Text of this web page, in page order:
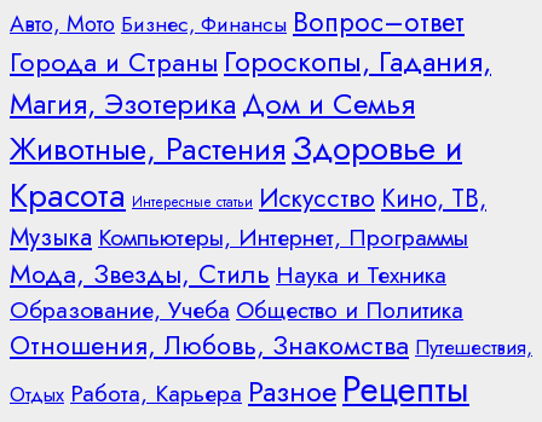
Авто, Мото Бизнес, Финансы Вопрос–ответ
Города и Страны Гороскопы, Гадания,
Магия, Эзотерика Дом и Семья
Животные, Растения Здоровье и
Красота Интересные статьи Искусство Кино, ТВ,
Музыка Компьютеры, Интернет, Программы
Мода, Звезды, Стиль Наука и Техника
Образование, Учеба Общество и Политика
Отношения, Любовь, Знакомства Путешествия,
Отдых Работа, Карьера Разное Рецепты